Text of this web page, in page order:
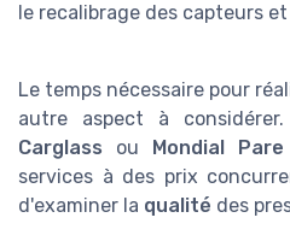
le recalibrage des capteurs
Le temps nécessaire pour
autre aspect à
Carglass ou Mondial Pare
services à des prix
d'examiner la qualité des